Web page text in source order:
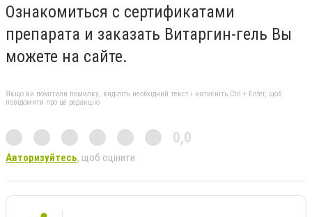
Ознакомиться с сертификатами
препарата и заказать Витаргин-гель Вы
можете на сайте.
Якщо ви помітили помилку, виділіть необхідний текст і натисніть Ctrl + Enter, щоб
повідомити про це редакцію
0,0
Авторизуйтесь, щоб оцінити